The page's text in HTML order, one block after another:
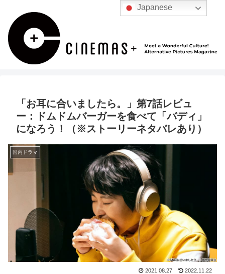
「お耳に合いましたら。」第7話レビュ
ー：ドムドムバーガーを食べて「バディ」
になろう！（※ストーリーネタバレあり）
国内ドラマ
2021.08.27 2022.11.22
Japanese